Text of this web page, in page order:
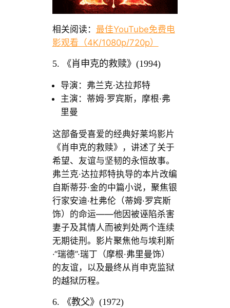
相关阅读： 最佳YouTube免费电
影观看（4K/1080p/720p）
5. 《肖申克的救赎》(1994)
导演：弗兰克·达拉邦特
主演：蒂姆·罗宾斯，摩根·弗
里曼
这部备受喜爱的经典好莱坞影片
《肖申克的救赎》，讲述了关于
希望、友谊与坚韧的永恒故事。
弗兰克·达拉邦特执导的本片改编
自斯蒂芬·金的中篇小说，聚焦银
行家安迪·杜弗伦（蒂姆·罗宾斯
饰）的命运——他因被诬陷杀害
妻子及其情人而被判处两个连续
无期徒刑。影片聚焦他与埃利斯
·“瑞德”·瑞丁（摩根·弗里曼饰）
的友谊，以及最终从肖申克监狱
的越狱历程。
6. 《教父》(1972)